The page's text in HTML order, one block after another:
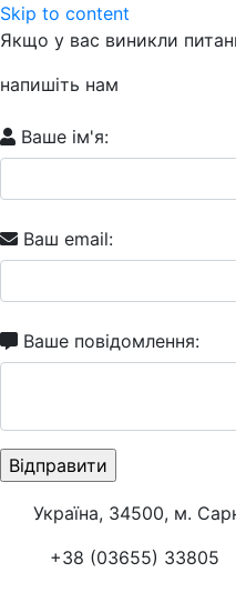
Skip to content
Якщо у вас виникли
напишіть нам
Ваше ім'я:
Ваш email:
Ваше повідомлення:
Україна, 34500, м.
+38 (03655) 33805